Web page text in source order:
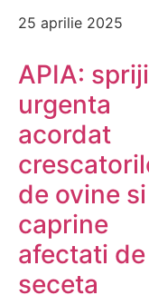
25 aprilie 2025
APIA:
urgenta
acordat
de ovine si
caprine
afectati de
seceta